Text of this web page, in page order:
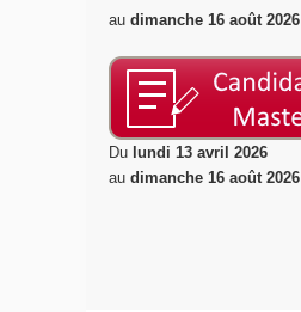
audimanche 16 août 2026
Du lundi 13 avril 2026
audimanche 16 août 2026